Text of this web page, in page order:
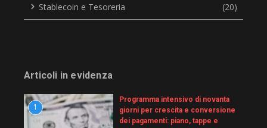
Stablecoin e Tesoreria (20)
Articoli in evidenza
1
Programma intensivo di novanta
giorni per crescita e conversione
dei pagamenti: piano, tappe e